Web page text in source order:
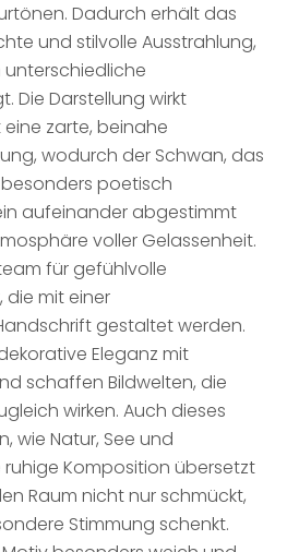
Dadurch erhält das
und stilvolle Ausstrahlung,
Die Darstellung wirkt
zarte, beinahe
wodurch der Schwan, das
poetisch
aufeinander abgestimmt
voller Gelassenheit.
für gefühlvolle
mit einer
gestaltet werden.
Eleganz mit
schaffen Bildwelten, die
wirken. Auch dieses
wie Natur, See und
ruhige Komposition übersetzt
Raum nicht nur schmückt,
Stimmung schenkt.